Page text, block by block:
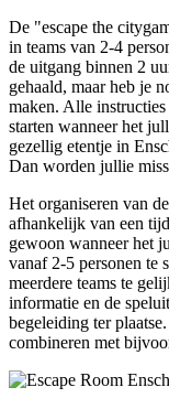
De "escape the
in teams van 2-4
de uitgang binnen 2
gehaald, maar heb je
maken. Alle
starten wanneer het
gezellig etentje in
Dan worden jullie
Het organiseren van
afhankelijk van een
gewoon wanneer het
vanaf 2-5 personen te
meerdere teams te
informatie en de
begeleiding ter
combineren met